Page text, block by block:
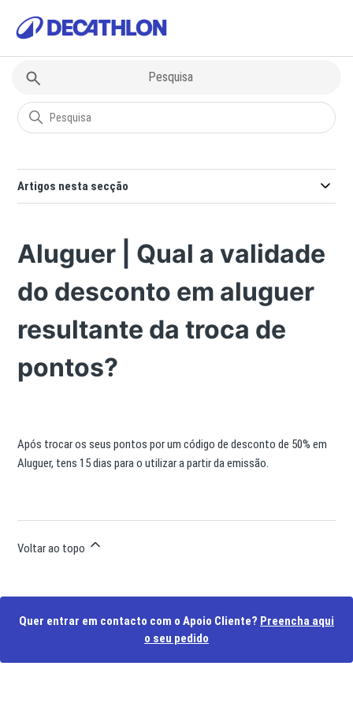
Decathlon Subscrição | Aluguer
Artigos nesta secção
Aluguer | Qual a validade
do desconto em aluguer
resultante da troca de
pontos?
Após trocar os seus pontos por um código de desconto de 50% em
Aluguer, tens 15 dias para o utilizar a partir da emissão.
Voltar ao topo
Quer entrar em contacto com o Apoio Cliente? Preencha aqui
o seu pedido